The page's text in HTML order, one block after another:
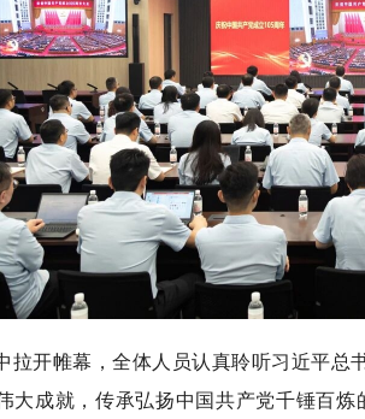
帷幕，全体人员认真聆听习近平总
大成就，传承弘扬中国共产党千锤百